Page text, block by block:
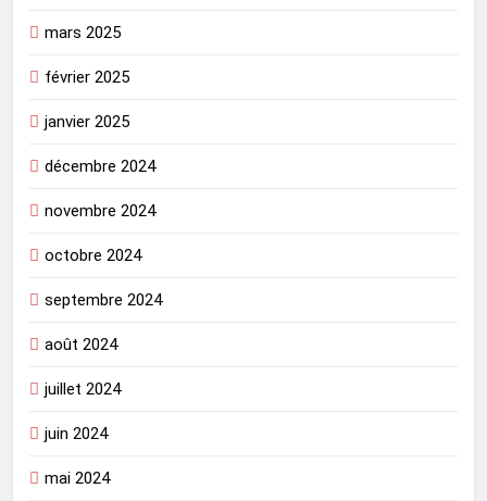
mars 2025
février 2025
janvier 2025
décembre 2024
novembre 2024
octobre 2024
septembre 2024
août 2024
juillet 2024
juin 2024
mai 2024